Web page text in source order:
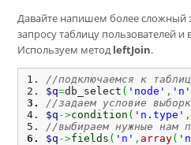
Давайте напишем более сложный
запросу таблицу пользователей
Используем метод leftJoin.
//подключаемся к
$q=db_select ( 'node' , 'n'
//задаем условие
$q ->condition ( 'n.type' ,
//выбираем нужные нам
$q ->fields ( 'n' , array(